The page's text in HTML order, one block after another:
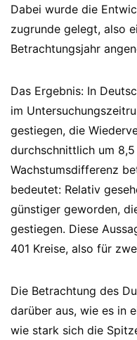
Dabei wurde die
zugrunde gelegt, also
Betrachtungsjahr
Das Ergebnis: In
im
gestiegen, die
durchschnittlich um
Wachstumsdifferenz
bedeutet: Relativ
günstiger geworden,
gestiegen. Diese
401 Kreise, also für
Die Betrachtung des
darüber aus, wie es in
wie stark sich die